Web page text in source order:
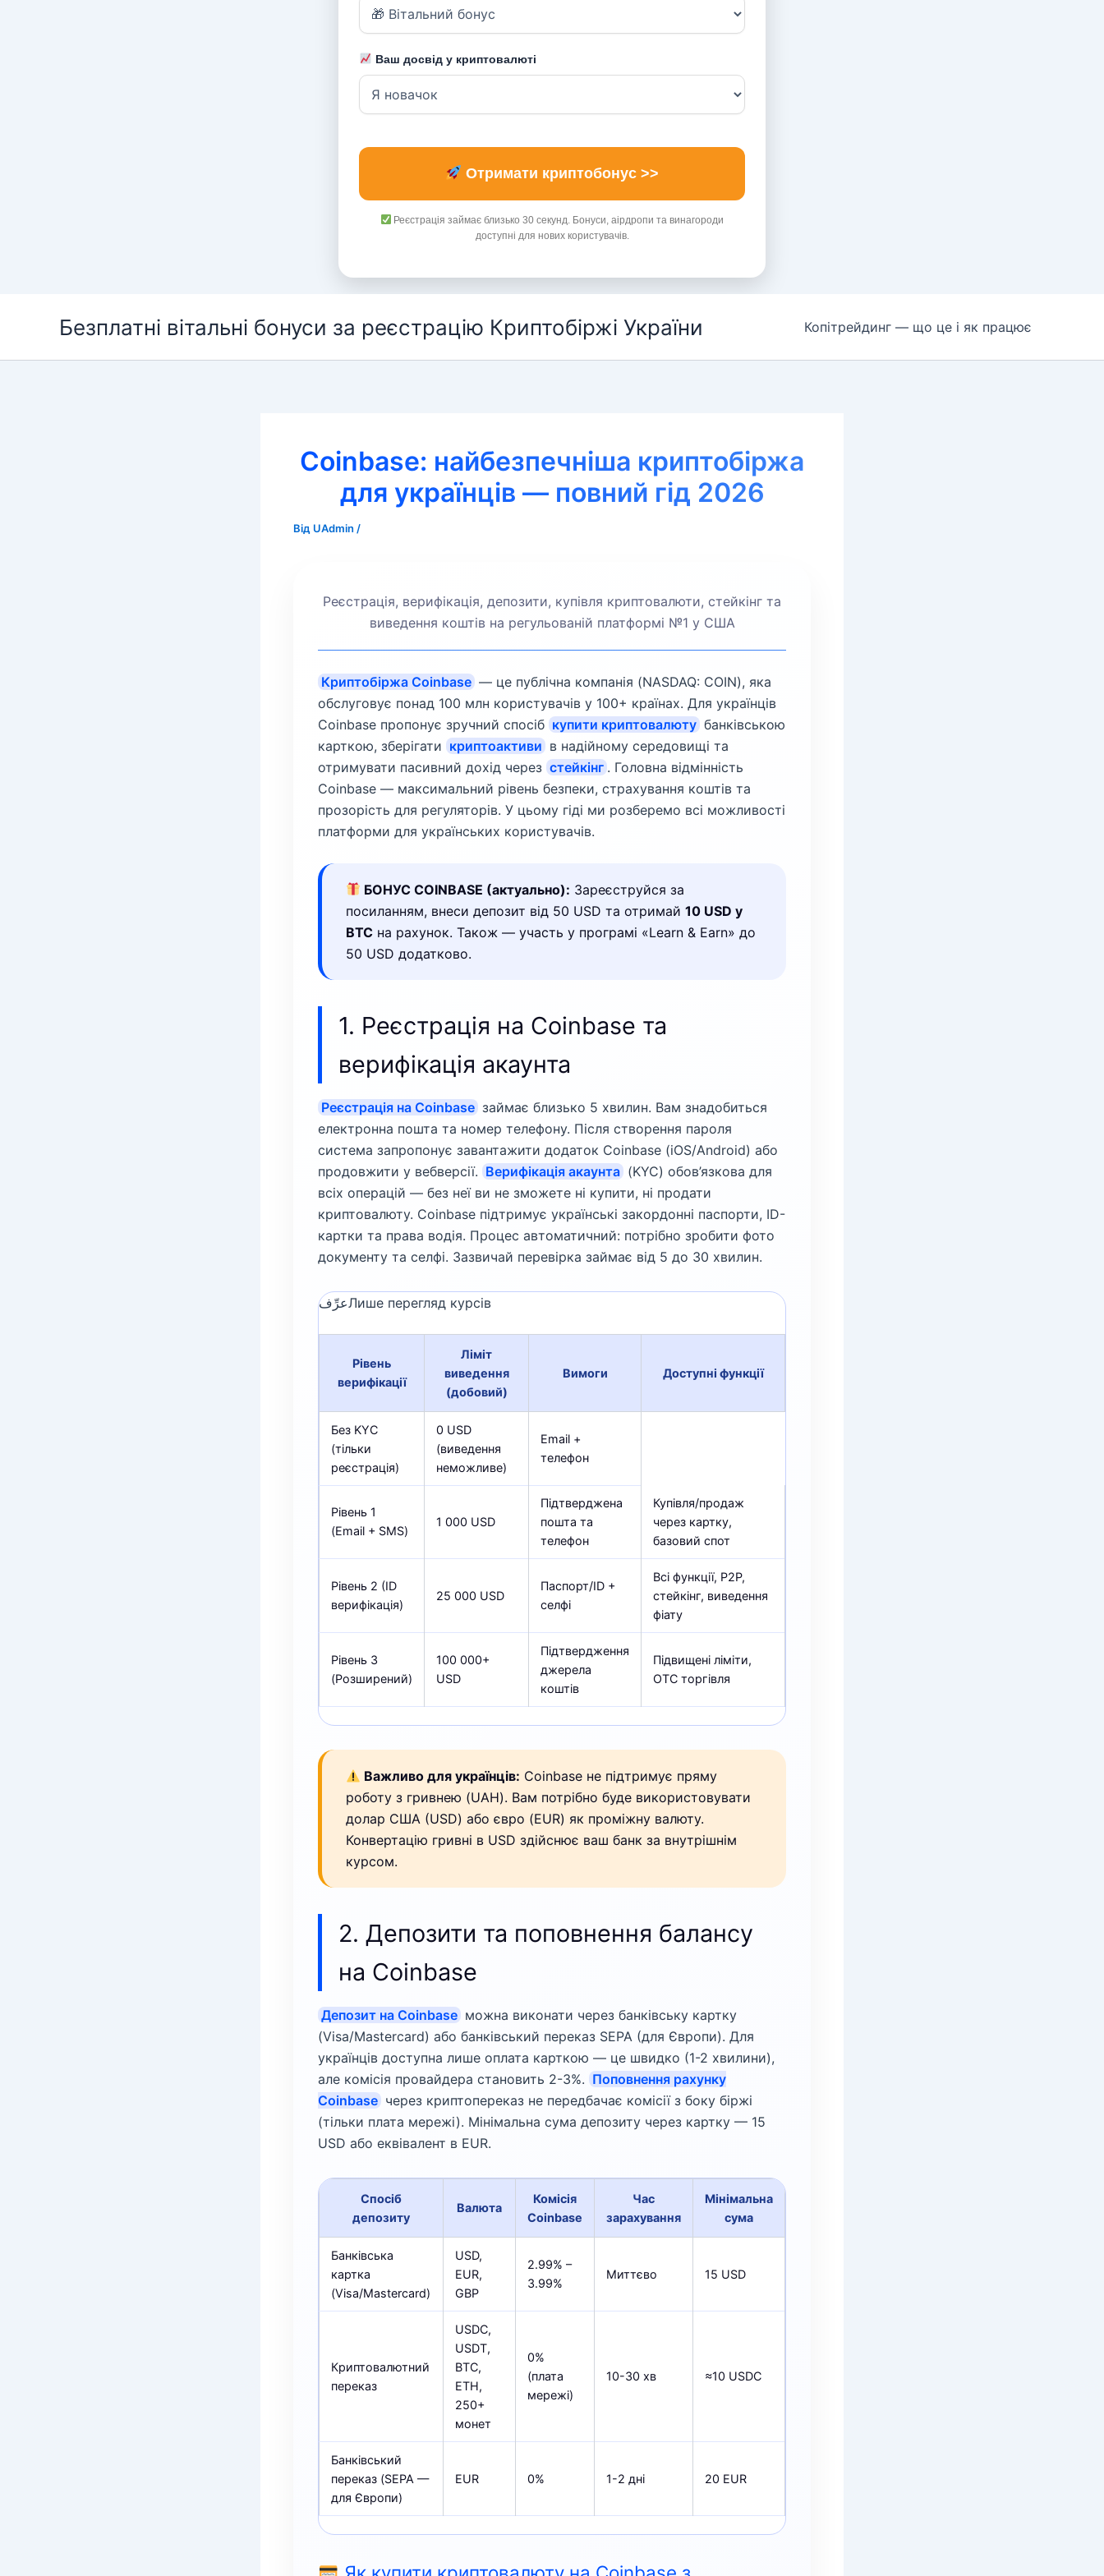
Ваш досвід у криптовалюті
Отримати криптобонус >>
Реєстрація займає близько 30 секунд. Бонуси, аірдропи та винагороди
доступні для нових користувачів.
Безплатні вітальні бонуси за реєстрацію Криптобіржі України Копітрейдинг — що це і як працює
Coinbase: найбезпечніша криптобіржа
для українців — повний гід 2026
Від UAdmin /
Реєстрація, верифікація, депозити, купівля криптовалюти, стейкінг та
виведення коштів на регульованій платформі №1 у США
Криптобіржа Coinbase — це публічна компанія (NASDAQ: COIN), яка
обслуговує понад 100 млн користувачів у 100+ країнах. Для українців
Coinbase пропонує зручний спосіб купити криптовалюту банківською
карткою, зберігати криптоактиви в надійному середовищі та
отримувати пасивний дохід через стейкінг . Головна відмінність
Coinbase — максимальний рівень безпеки, страхування коштів та
прозорість для регуляторів. У цьому гіді ми розберемо всі можливості
платформи для українських користувачів.
БОНУС COINBASE (актуально): Зареєструйся за
посиланням, внеси депозит від 50 USD та отримай 10 USD у
BTCна рахунок. Також — участь у програмі «Learn & Earn» до
50 USD додатково.
1. Реєстрація на Coinbase та
верифікація акаунта
Реєстрація на Coinbase займає близько 5 хвилин. Вам знадобиться
електронна пошта та номер телефону. Після створення пароля
система запропонує завантажити додаток Coinbase (iOS/Android) або
продовжити у вебверсії. Верифікація акаунта (KYC) обов’язкова для
всіх операцій — без неї ви не зможете ні купити, ні продати
криптовалюту. Coinbase підтримує українські закордонні паспорти, ID-
картки та права водія. Процес автоматичний: потрібно зробити фото
документу та селфі. Зазвичай перевірка займає від 5 до 30 хвилин.
عرِّفЛише перегляд курсів
Рівень
верифікації
Ліміт
виведення
(добовий)
Вимоги Доступні функції
Без KYC
(тільки
реєстрація)
0 USD
(виведення
неможливе)
Email +
телефон
Рівень 1
(Email + SMS)
1 000 USD
Підтверджена
пошта та
телефон
Купівля/продаж
через картку,
базовий спот
Рівень 2 (ID
верифікація)
25 000 USD
Паспорт/ID +
селфі
Всі функції, P2P,
стейкінг, виведення
фіату
Рівень 3
(Розширений)
100 000+
USD
Підтвердження
джерела
коштів
Підвищені ліміти,
OTC торгівля
Важливо для українців: Coinbase не підтримує пряму
роботу з гривнею (UAH). Вам потрібно буде використовувати
долар США (USD) або євро (EUR) як проміжну валюту.
Конвертацію гривні в USD здійснює ваш банк за внутрішнім
курсом.
2. Депозити та поповнення балансу
на Coinbase
Депозит на Coinbase можна виконати через банківську картку
(Visa/Mastercard) або банківський переказ SEPA (для Європи). Для
українців доступна лише оплата карткою — це швидко (1-2 хвилини),
але комісія провайдера становить 2-3%. Поповнення рахунку
Coinbase через криптопереказ не передбачає комісії з боку біржі
(тільки плата мережі). Мінімальна сума депозиту через картку — 15
USD або еквівалент в EUR.
Спосіб
депозиту
Валюта
Комісія
Coinbase
Час
зарахування
Мінімальна
сума
Банківська
картка
(Visa/Mastercard)
USD,
EUR,
GBP
2.99% –
3.99%
Миттєво 15 USD
Криптовалютний
переказ
USDC,
USDT,
BTC,
ETH,
250+
монет
0%
(плата
мережі)
10-30 хв ≈10 USDC
Банківський
переказ (SEPA —
для Європи)
EUR 0% 1-2 дні 20 EUR